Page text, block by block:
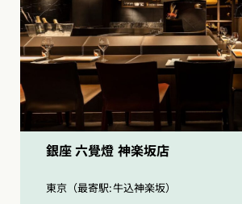
銀座 六覺燈 神楽坂店
東京（最寄駅:牛込神楽坂）